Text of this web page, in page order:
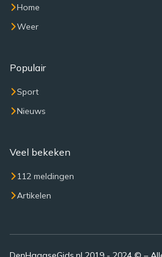
Home
Weer
Populair
Sport
Nieuws
Veel bekeken
112 meldingen
Artikelen